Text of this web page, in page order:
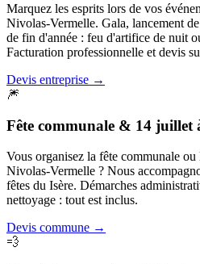
Marquez les esprits lors de vos
Nivolas-Vermelle. Gala, lancement
de fin d'année : feu d'artifice de nuit
Facturation professionnelle et devis
Devis entreprise →
🎆
Fête communale & 14 juillet
Vous organisez la fête communale
Nivolas-Vermelle ? Nous
fêtes du Isère. Démarches
nettoyage : tout est inclus.
Devis commune →
💨